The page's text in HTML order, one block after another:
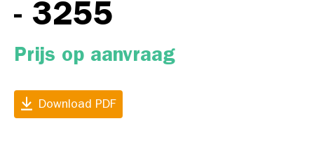
- 3255
Prijs op aanvraag
Download PDF